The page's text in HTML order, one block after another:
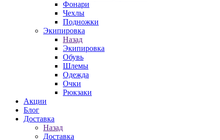
Фонари
Чехлы
Подножки
Экипировка
Назад
Экипировка
Обувь
Шлемы
Одежда
Очки
Рюкзаки
Акции
Блог
Доставка
Назад
Доставка